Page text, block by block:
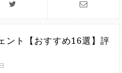
ント【おすすめ16選】評